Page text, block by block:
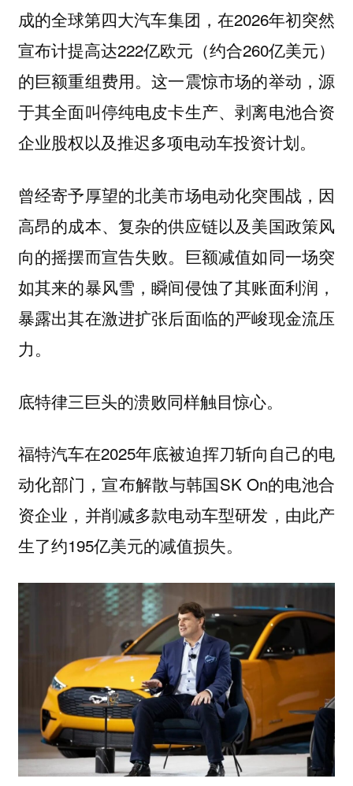
成的全球第四大汽车集团，在2026年初突然
宣布计提高达222亿欧元（约合260亿美元）
的巨额重组费用。这一震惊市场的举动，源
于其全面叫停纯电皮卡生产、剥离电池合资
企业股权以及推迟多项电动车投资计划。
曾经寄予厚望的北美市场电动化突围战，因
高昂的成本、复杂的供应链以及美国政策风
向的摇摆而宣告失败。巨额减值如同一场突
如其来的暴风雪，瞬间侵蚀了其账面利润，
暴露出其在激进扩张后面临的严峻现金流压
力。
底特律三巨头的溃败同样触目惊心。
福特汽车在2025年底被迫挥刀斩向自己的电
动化部门，宣布解散与韩国SK On的电池合
资企业，并削减多款电动车型研发，由此产
生了约195亿美元的减值损失。